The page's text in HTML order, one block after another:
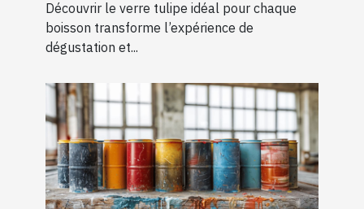
Découvrir le verre tulipe idéal pour chaque
boisson transforme l’expérience de
dégustation et...